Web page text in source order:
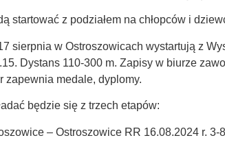
startować z podziałem na chłopców i
sierpnia w Ostroszowicach wystartują z
Dystans 110-300 m. Zapisy w biurze
zapewnia medale, dyplomy.
będzie się z trzech etapów:
– Ostroszowice RR 16.08.2024 r. 3-